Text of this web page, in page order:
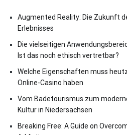
Augmented Reality: Die Zukunft
Erlebnisses
Die vielseitigen
Ist das noch ethisch vertretbar?
Welche Eigenschaften muss
Online-Casino haben
Vom Badetourismus zum
Kultur in Niedersachsen
Breaking Free: A Guide on